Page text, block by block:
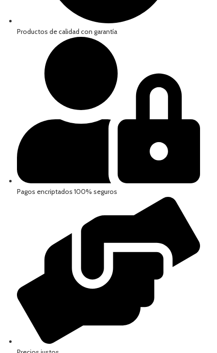
Productos de calidad con garantía
Pagos encriptados 100% seguros